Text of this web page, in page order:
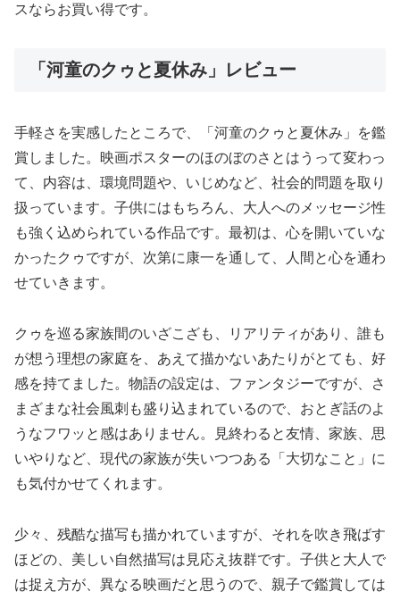
スならお買い得です。
「河童のクゥと夏休み」レビュー
手軽さを実感したところで、「河童のクゥと夏休み」を鑑
賞しました。映画ポスターのほのぼのさとはうって変わっ
て、内容は、環境問題や、いじめなど、社会的問題を取り
扱っています。子供にはもちろん、大人へのメッセージ性
も強く込められている作品です。最初は、心を開いていな
かったクゥですが、次第に康一を通して、人間と心を通わ
せていきます。
クゥを巡る家族間のいざこざも、リアリティがあり、誰も
が想う理想の家庭を、あえて描かないあたりがとても、好
感を持てました。物語の設定は、ファンタジーですが、さ
まざまな社会風刺も盛り込まれているので、おとぎ話のよ
うなフワッと感はありません。見終わると友情、家族、思
いやりなど、現代の家族が失いつつある「大切なこと」に
も気付かせてくれます。
少々、残酷な描写も描かれていますが、それを吹き飛ばす
ほどの、美しい自然描写は見応え抜群です。子供と大人で
は捉え方が、異なる映画だと思うので、親子で鑑賞しては